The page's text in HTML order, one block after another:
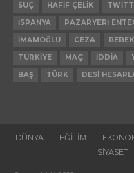
SUÇ
HAFIF ÇELIK
İSPANYA
PAZARYERI
İMAMOĞLU
CEZA
TÜRKIYE
MAÇ İDDIA
BAŞ
TÜRK DESI
DÜNYA EĞITIM
SIYASET